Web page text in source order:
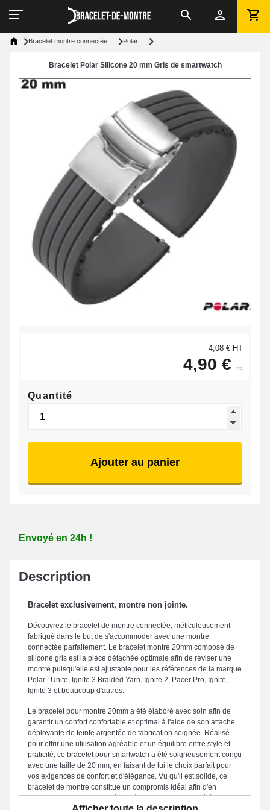
Bracelet montre connectée Polar
Bracelet Polar Silicone 20 mm Gris de smartwatch
4,08 € HT
4,90 € ttc
Quantité
Ajouter au panier
Envoyé en 24h !
Description
Bracelet exclusivement, montre non jointe.
Découvrez le bracelet de montre connectée, méticuleusement
fabriqué dans le but de s'accommoder avec une montre
connectée parfaitement. Le bracelet montre 20mm composé de
silicone gris est la pièce détachée optimale afin de réviser une
montre puisqu'elle est ajustable pour les références de la marque
Polar : Unite, Ignite 3 Braided Yarn, Ignite 2, Pacer Pro, Ignite,
Ignite 3 et beaucoup d'autres.
Le bracelet pour montre 20mm a été élaboré avec soin afin de
garantir un confort confortable et optimal à l'aide de son attache
déployante de teinte argentée de fabrication soignée. Réalisé
pour offrir une utilisation agréable et un équilibre entre style et
praticité, ce bracelet pour smartwatch a été soigneusement conçu
avec une taille de 20 mm, en faisant de lui le choix parfait pour
vos exigences de confort et d'élégance. Vu qu'il est solide, ce
bracelet de montre constitue un compromis idéal afin d'en
renouveler un endommagé ou défectueux. Associant élégance